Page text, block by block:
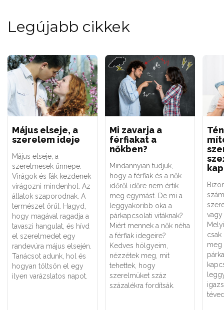
Legújabb cikkek
Május elseje, a
szerelem ideje
Május elseje, a
szerelmesek ünnepe.
Virágok és fák kezdenek
virágozni mindenhol. Az
állatok szaporodnak. A
természet örül. Hagyd,
hogy magával ragadja a
tavaszi hangulat, és hívd
el szerelmedet egy
randevúra május elsején.
Tanácsot adunk, hol és
hogyan töltsön el egy
ilyen varázslatos napot.
Mi zavarja a
férfiakat a
nőkben?
Mindannyian tudjuk,
hogy a férfiak és a nők
időről időre nem értik
meg egymást. De mi a
leggyakoribb oka a
párkapcsolati vitáknak?
Miért mennek a nők néha
a férfiak idegeire?
Kedves hölgyeim,
nézzétek meg, mit
tehettek, hogy
szerelmüket száz
százalékra fordítsák.
vagy
csak
meg